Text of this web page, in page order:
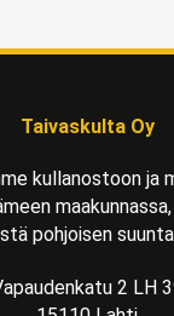
Taivaskulta Oy
kullanostoon ja
pohjoisen
2 LH